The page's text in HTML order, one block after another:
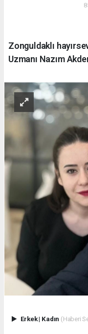
Zonguldaklı
Uzmanı Nazım
Erkek| Kadın (Haberi